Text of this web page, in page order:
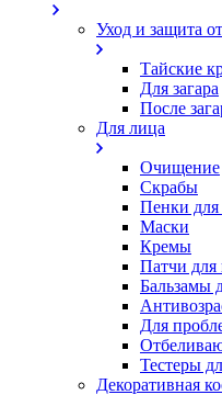
Уход и защита
Тайские
Для загара
После
Для лица
Очищение
Скрабы
Пенки
Маски
Кремы
Патчи для
Бальзамы
Для
Тестеры
Декоративная